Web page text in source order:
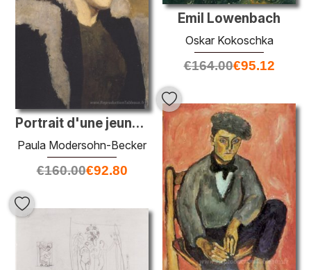
Emil Lowenbach
Oskar Kokoschka
€164.00€95.12
Portrait d'une jeune femme avec un chapeau rouge
Paula Modersohn-Becker
€160.00€92.80